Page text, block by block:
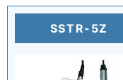
SSTR-5Z